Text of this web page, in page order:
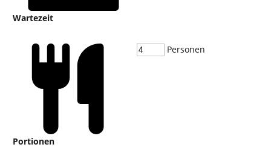
Wartezeit
Portionen
Personen